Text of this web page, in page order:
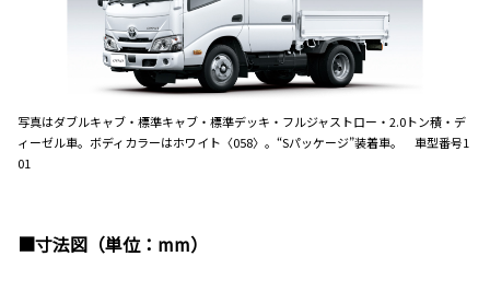
写真はダブルキャブ・標準キャブ・標準デッキ・フルジャストロー・2.0トン積・デ
ィーゼル車。ボディカラーはホワイト〈058〉。“Sパッケージ”装着車。 車型番号1
01
■寸法図（単位：mm）